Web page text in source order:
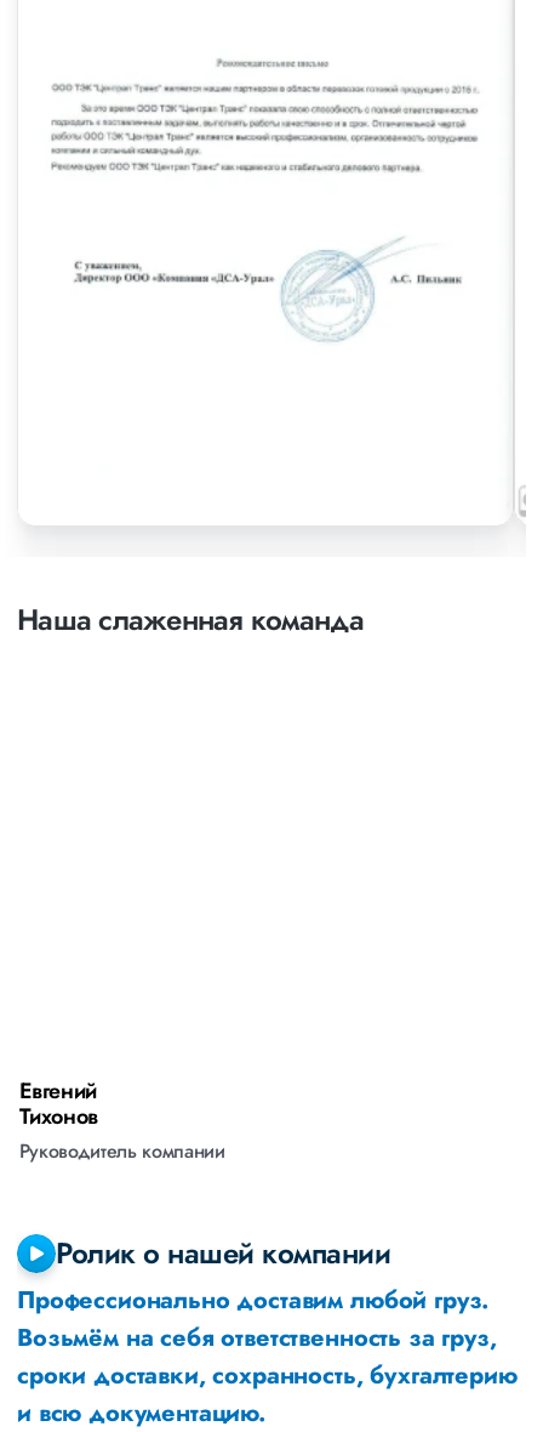
Наша слаженная команда
Евгений
Тихонов
Руководитель компании
Ролик о нашей компании
Профессионально доставим любой груз.
Возьмём на себя ответственность за груз,
сроки доставки, сохранность, бухгалтерию
и всю документацию.